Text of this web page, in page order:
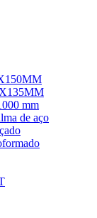
mm
de aço